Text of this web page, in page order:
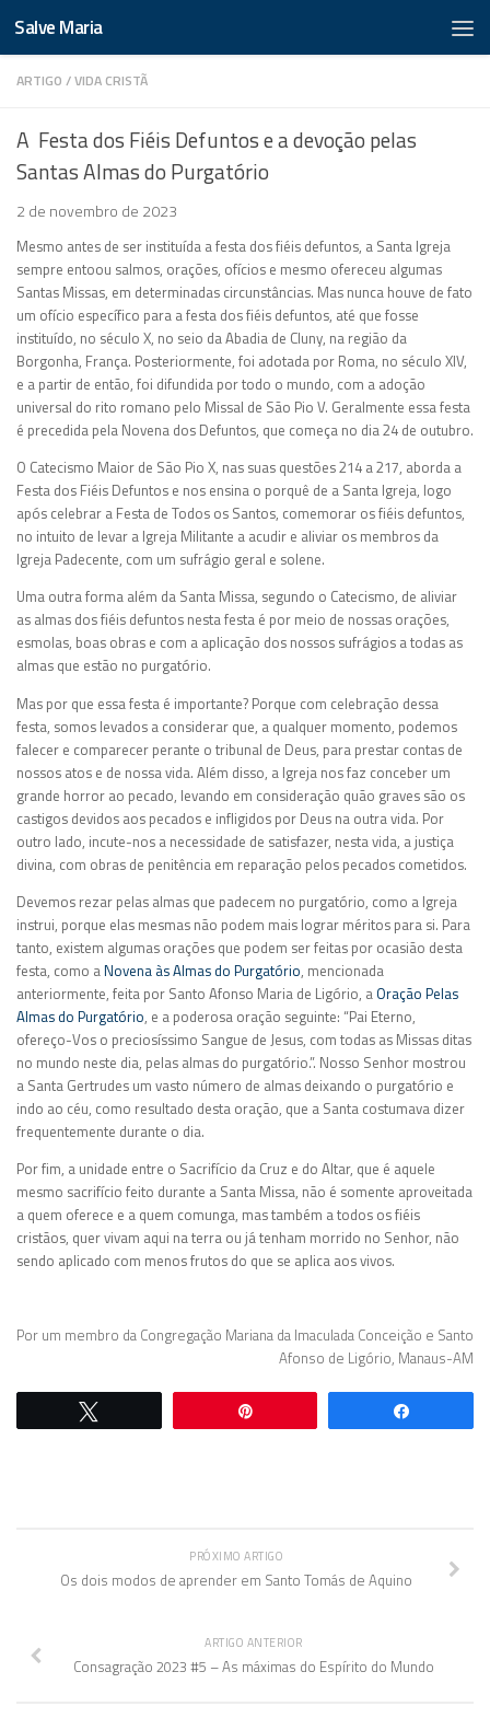
Salve Maria
ARTIGO /VIDA CRISTÃ
A Festa dos Fiéis Defuntos e a devoção pelas
Santas Almas do Purgatório
2 de novembro de 2023
Mesmo antes de ser instituída a festa dos fiéis defuntos, a Santa Igreja
sempre entoou salmos, orações, ofícios e mesmo ofereceu algumas
Santas Missas, em determinadas circunstâncias. Mas nunca houve de fato
um ofício específico para a festa dos fiéis defuntos, até que fosse
instituído, no século X, no seio da Abadia de Cluny, na região da
Borgonha, França. Posteriormente, foi adotada por Roma, no século XIV,
e a partir de então, foi difundida por todo o mundo, com a adoção
universal do rito romano pelo Missal de São Pio V. Geralmente essa festa
é precedida pela Novena dos Defuntos, que começa no dia 24 de outubro.
O Catecismo Maior de São Pio X, nas suas questões 214 a 217, aborda a
Festa dos Fiéis Defuntos e nos ensina o porquê de a Santa Igreja, logo
após celebrar a Festa de Todos os Santos, comemorar os fiéis defuntos,
no intuito de levar a Igreja Militante a acudir e aliviar os membros da
Igreja Padecente, com um sufrágio geral e solene.
Uma outra forma além da Santa Missa, segundo o Catecismo, de aliviar
as almas dos fiéis defuntos nesta festa é por meio de nossas orações,
esmolas, boas obras e com a aplicação dos nossos sufrágios a todas as
almas que estão no purgatório.
Mas por que essa festa é importante? Porque com celebração dessa
festa, somos levados a considerar que, a qualquer momento, podemos
falecer e comparecer perante o tribunal de Deus, para prestar contas de
nossos atos e de nossa vida. Além disso, a Igreja nosfaz conceber um
grande horror ao pecado, levando em consideração quão graves são os
castigos devidos aos pecados e infligidos por Deus na outra vida. Por
outro lado, incute-nos a necessidade de satisfazer, nestavida, a justiça
divina, com obras de penitência em reparação pelos pecados cometidos.
Devemos rezar pelas almas que padecem no purgatório, como a Igreja
instrui, porque elas mesmas não podem mais lograr méritos para si. Para
tanto, existem algumas orações que podem ser feitas por ocasião desta
festa, como aNovena às Almas do Purgatório, mencionada
anteriormente, feita por Santo Afonso Maria de Ligório, a Oração Pelas
Almas do Purgatório, e a poderosa oração seguinte: “Pai Eterno,
ofereço-Vos o preciosíssimo Sangue de Jesus, com todas as Missas ditas
no mundo neste dia, pelas almas do purgatório.”. Nosso Senhor mostrou
a Santa Gertrudes um vasto número de almas deixando o purgatório e
indo ao céu, como resultado desta oração, que a Santa costumava dizer
frequentemente durante o dia.
Por fim, a unidade entre o Sacrifício da Cruz e do Altar, que é aquele
mesmo sacrifício feito durante a Santa Missa, não é somente aproveitada
a quem oferece e a quem comunga, mas também a todos os fiéis
cristãos, quer vivam aqui na terra ou já tenham morrido no Senhor, não
sendo aplicado com menos frutos do que se aplica aos vivos.
Por um membro da Congregação Mariana da Imaculada Conceição e Santo
Afonso de Ligório, Manaus-AM
PRÓXIMO ARTIGO
Os dois modos de aprender em Santo Tomás de Aquino
ARTIGO ANTERIOR
Consagração 2023 #5 – As máximas do Espírito do Mundo